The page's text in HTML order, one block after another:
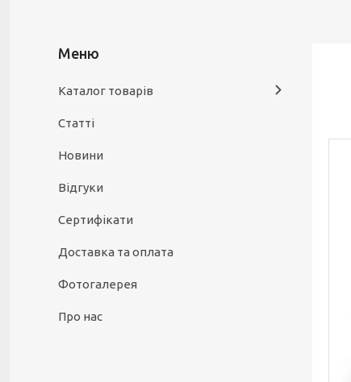
Каталог товарів
Статті
Новини
Відгуки
Сертифікати
Доставка та оплата
Фотогалерея
Про нас